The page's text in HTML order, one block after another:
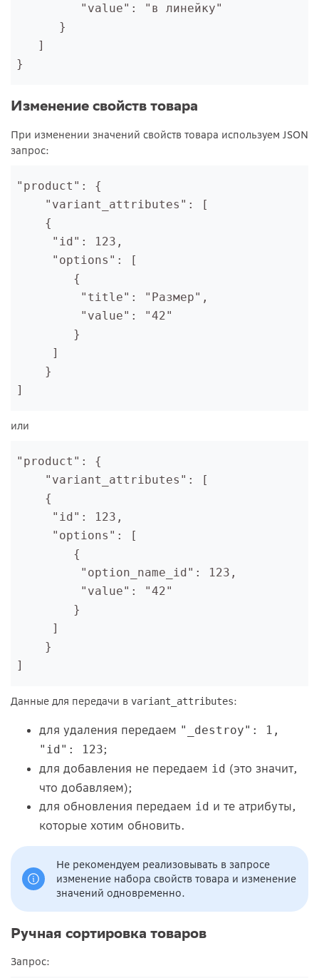
         "value": "в линейку"
      }
   ]
}
Изменение свойств товара
При изменении значений свойств товара используем JSON
запрос:
"product": {
"variant_attributes": [
{
"id": 123,
"options": [
{
"title": "Размер",
"value": "42"
}
]
}
]
или
"product": {
"variant_attributes": [
{
"id": 123,
"options": [
{
         "option_name_id": 123,
"value": "42"
}
]
}
]
Данные для передачи в variant_attributes:
для удаления передаем "_destroy": 1,
"id": 123;
для добавления не передаем id (это значит,
что добавляем);
для обновления передаем id и те атрибуты,
которые хотим обновить.
Не рекомендуем реализовывать в запросе
изменение набора свойств товара и изменение
значений одновременно.
Ручная сортировка товаров
Запрос: